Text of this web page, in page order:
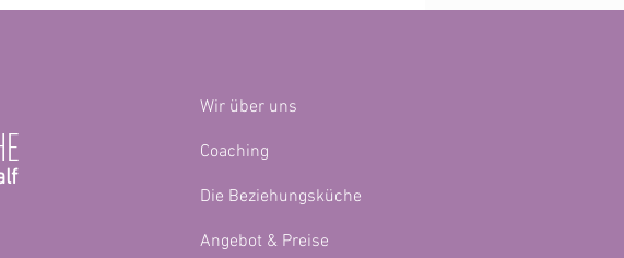
„Wenn Nähe zu viel wird – Wie Paare
zwischen Selbstfürsorge und
Wir über uns
Coaching
Die Beziehungsküche
Angebot & Preise